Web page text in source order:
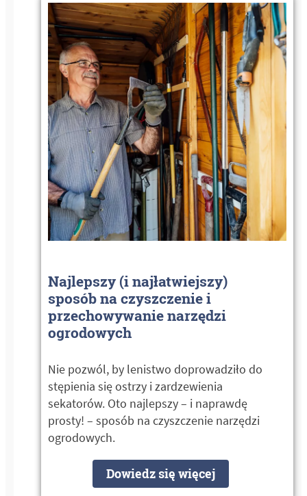
Najlepszy (i najłatwiejszy)
sposób na czyszczenie i
przechowywanie narzędzi
ogrodowych
Nie pozwól, by lenistwo doprowadziło do
stępienia się ostrzy i zardzewienia
sekatorów. Oto najlepszy – i naprawdę
prosty! – sposób na czyszczenie narzędzi
ogrodowych.
Dowiedz się więcej